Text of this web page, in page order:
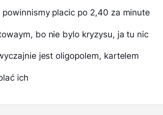
placic po 2,40 za minute
bo nie bylo kryzysu, ja tu nic
jest oligopolem, kartelem
ich